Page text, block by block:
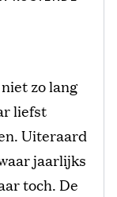
zo lang
liefst
Uiteraard
jaarlijks
toch. De